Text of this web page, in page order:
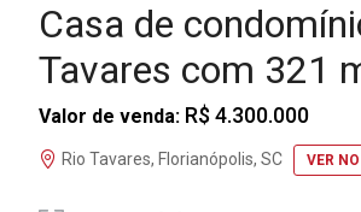
Casa de
Tavares com 321
Valor de venda: R$ 4.300.000
Rio Tavares, Florianópolis, SC VER